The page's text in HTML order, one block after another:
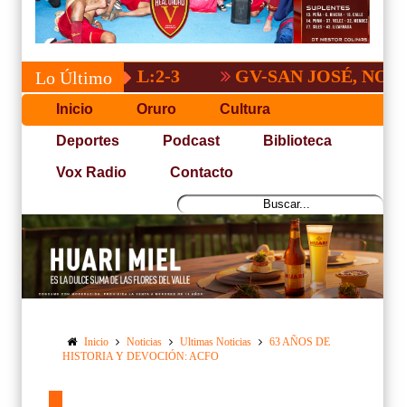
Lo Último GV-SAN JOSÉ, NO PUDO
Inicio Oruro Cultura
Deportes Podcast Biblioteca
Vox Radio Contacto
Inicio Noticias Ultimas Noticias
63 AÑOS DE
HISTORIA Y DEVOCIÓN: ACFO